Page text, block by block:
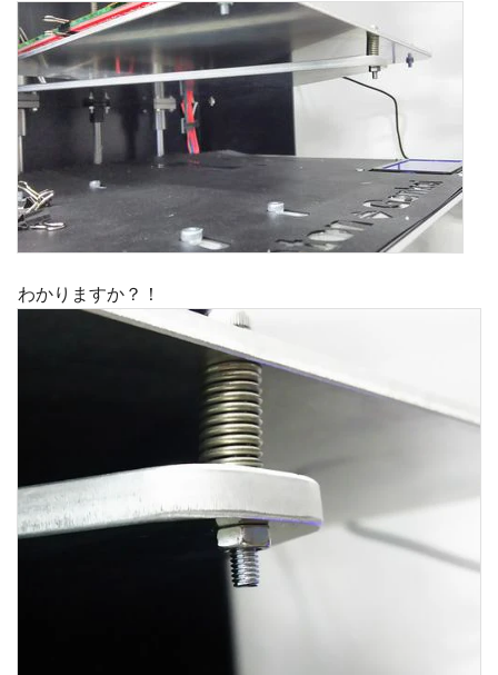
わかりますか？！